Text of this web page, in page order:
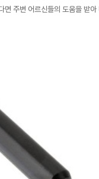
면 주변 어르신들의 도움을 받